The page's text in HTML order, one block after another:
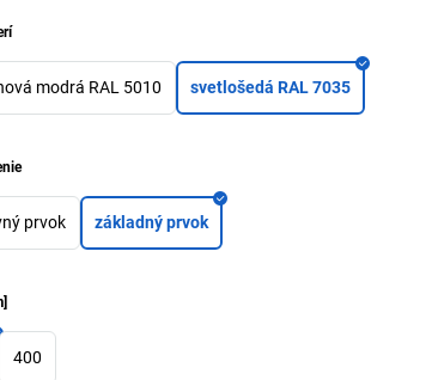
modrá RAL 5010 svetlošedá RAL 7035
prvok základný prvok
]
400